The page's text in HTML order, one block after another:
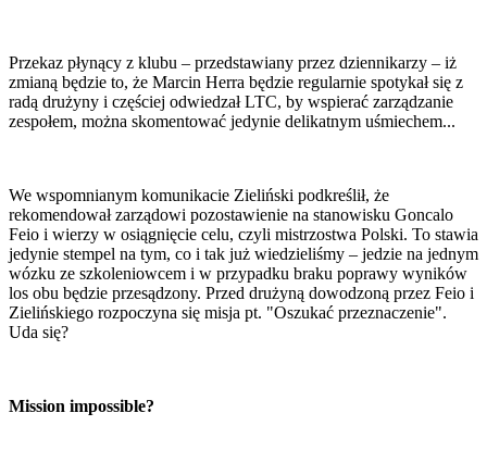
Przekaz płynący z klubu – przedstawiany przez dziennikarzy – iż
zmianą będzie to, że Marcin Herra będzie regularnie spotykał się z
radą drużyny i częściej odwiedzał LTC, by wspierać zarządzanie
zespołem, można skomentować jedynie delikatnym uśmiechem...
We wspomnianym komunikacie Zieliński podkreślił, że
rekomendował zarządowi pozostawienie na stanowisku Goncalo
Feio i wierzy w osiągnięcie celu, czyli mistrzostwa Polski. To stawia
jedynie stempel na tym, co i tak już wiedzieliśmy – jedzie na jednym
wózku ze szkoleniowcem i w przypadku braku poprawy wyników
los obu będzie przesądzony. Przed drużyną dowodzoną przez Feio i
Zielińskiego rozpoczyna się misja pt. "Oszukać przeznaczenie".
Uda się?
Mission impossible?